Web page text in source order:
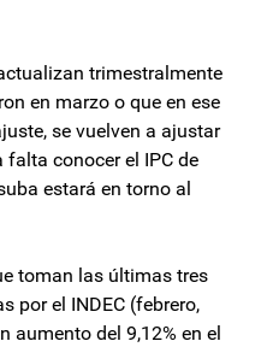
trimestralmente
en marzo o que en ese
se vuelven a ajustar
conocer el IPC de
estará en torno al
toman las últimas tres
por el INDEC (febrero,
aumento del 9,12% en el